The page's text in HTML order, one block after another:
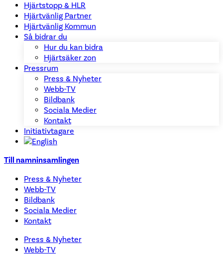
Hjärtstopp & HLR
Hjärtvänlig Partner
Hjärtvänlig Kommun
Så bidrar du
Hur du kan bidra
Hjärtsäker zon
Pressrum
Press & Nyheter
Webb-TV
Bildbank
Sociala Medier
Kontakt
Initiativtagare
Till namninsamlingen
Press & Nyheter
Webb-TV
Bildbank
Sociala Medier
Kontakt
Press & Nyheter
Webb-TV